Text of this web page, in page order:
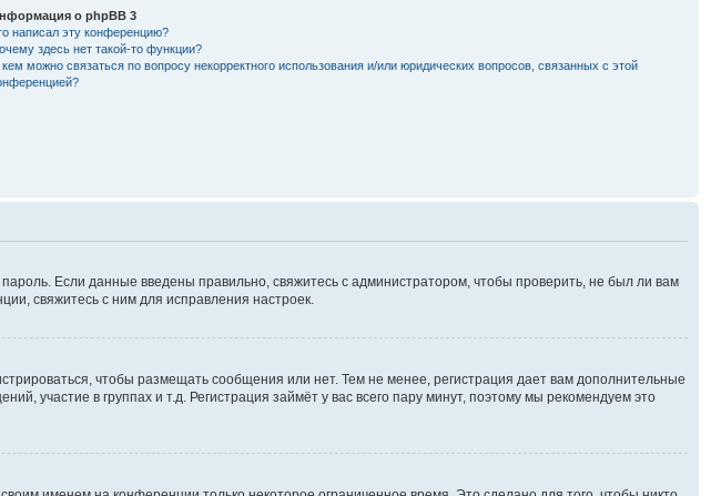
о phpBB 3
написал эту конференцию?
здесь нет такой-то функции?
можно связаться по вопросу некорректного использования и/или юридических вопросов, связанных с этой
Если данные введены правильно, свяжитесь с администратором, чтобы проверить, не был ли вам
свяжитесь с ним для исправления настроек.
чтобы размещать сообщения или нет. Тем не менее, регистрация дает вам дополнительные
участие в группах и т.д. Регистрация займёт у вас всего пару минут, поэтому мы рекомендуем это